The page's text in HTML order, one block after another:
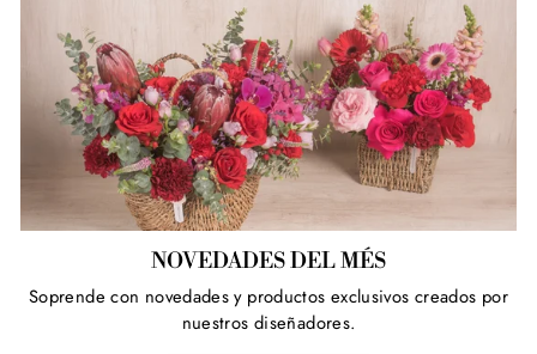
NOVEDADES DEL MÉS
Soprende con novedades y productos exclusivos creados por
nuestros diseñadores.